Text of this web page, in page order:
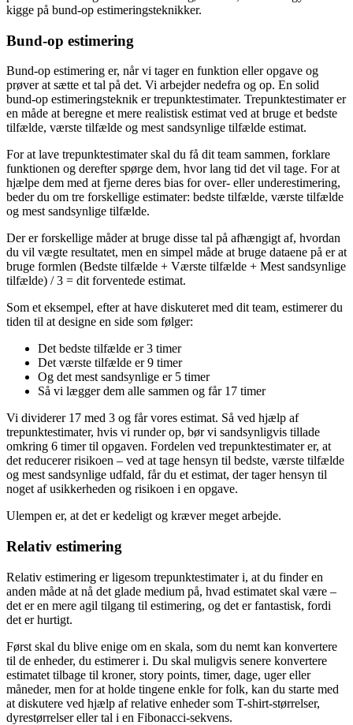
kigge på bund-op estimeringsteknikker.
Bund-op estimering
Bund-op estimering er, når vi tager en funktion eller opgave og
prøver at sætte et tal på det. Vi arbejder nedefra og op. En solid
bund-op estimeringsteknik er trepunktestimater. Trepunktestimater er
en måde at beregne et mere realistisk estimat ved at bruge et bedste
tilfælde, værste tilfælde og mest sandsynlige tilfælde estimat.
For at lave trepunktestimater skal du få dit team sammen, forklare
funktionen og derefter spørge dem, hvor lang tid det vil tage. For at
hjælpe dem med at fjerne deres bias for over- eller underestimering,
beder du om tre forskellige estimater: bedste tilfælde, værste tilfælde
og mest sandsynlige tilfælde.
Der er forskellige måder at bruge disse tal på afhængigt af, hvordan
du vil vægte resultatet, men en simpel måde at bruge dataene på er at
bruge formlen (Bedste tilfælde + Værste tilfælde + Mest sandsynlige
tilfælde) / 3 = dit forventede estimat.
Som et eksempel, efter at have diskuteret med dit team, estimerer du
tiden til at designe en side som følger:
Det bedste tilfælde er 3 timer
Det værste tilfælde er 9 timer
Og det mest sandsynlige er 5 timer
Så vi lægger dem alle sammen og får 17 timer
Vi dividerer 17 med 3 og får vores estimat. Så ved hjælp af
trepunktestimater, hvis vi runder op, bør vi sandsynligvis tillade
omkring 6 timer til opgaven. Fordelen ved trepunktestimater er, at
det reducerer risikoen – ved at tage hensyn til bedste, værste tilfælde
og mest sandsynlige udfald, får du et estimat, der tager hensyn til
noget af usikkerheden og risikoen i en opgave.
Ulempen er, at det er kedeligt og kræver meget arbejde.
Relativ estimering
Relativ estimering er ligesom trepunktestimater i, at du finder en
anden måde at nå det glade medium på, hvad estimatet skal være –
det er en mere agil tilgang til estimering, og det er fantastisk, fordi
det er hurtigt.
Først skal du blive enige om en skala, som du nemt kan konvertere
til de enheder, du estimerer i. Du skal muligvis senere konvertere
estimatet tilbage til kroner, story points, timer, dage, uger eller
måneder, men for at holde tingene enkle for folk, kan du starte med
at diskutere ved hjælp af relative enheder som T-shirt-størrelser,
dyrestørrelser eller tal i en Fibonacci-sekvens.